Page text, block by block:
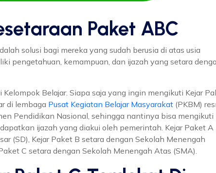
Paket ABC
solusi bagi mereka yang sudah berusia di atas usia
pengetahuan, kemampuan, dan ijazah yang setara
Kelompok Belajar. Siapa saja yang ingin mengikuti Kejar
di lembaga Pusat Kegiatan Belajar Masyarakat (PKBM)
Pendidikan Nasional, sehingga nantinya bisa mengikuti
ijazah yang diakui oleh pemerintah. Kejar Paket A
(SD), Kejar Paket B setara dengan Sekolah Menengah
C setara dengan Sekolah Menengah Atas (SMA).